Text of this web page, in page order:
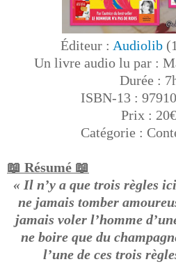
Éditeur : Audiolib
Un livre audio lu par :
Durée :
ISBN-13 :
Prix :
Catégorie :
📖 Résumé 📖
« Il n’y a que trois règles
ne jamais tomber
jamais voler l’homme
ne boire que du
l’une de ces trois